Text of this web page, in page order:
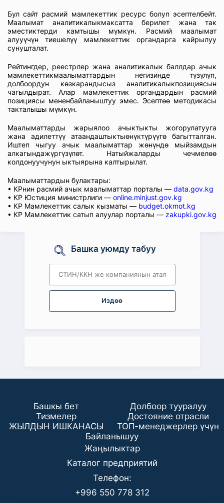
Бул сайт расмий мамлекеттик ресурс болуп эсептелбейт.
Маалымат аналитикалыкмаксатта берилет жана так
эместиктерди камтышы мүмкүн. Расмий маалымат
алууүчүн тиешелүү мамлекеттик органдарга кайрылуу
сунушталат.
Рейтингдер, реестрлер жана аналитикалык баллдар ачык
мамлекеттикмаалыматтардын негизинде түзүлүп,
долбоордун көзкарандысыз аналитикалыкпозициясын
чагылдырат. Алар мамлекеттик органдардын расмий
позициясы мененбайланыштуу эмес. Эсептөө методикасы
такталышы мүмкүн.
Маалыматтарды жарыялоо ачыктыкты жогорулатууга
жана адилеттүү атаандаштыктыөнүктүрүүгө багытталган.
Иштеп чыгуу ачык маалыматтар жөнүндө мыйзамдын
алкагындажүргүзүлөт. Натыйжаларды чечмелөө
колдонуучунун ыктыярына калтырылат.
Маалыматтардын булактары:
• КРнин расмий ачык маалыматтар порталы — data.gov.kg
• КР Юстиция министрлиги — online.minjust.gov.kg
• КР Мамлекеттик салык кызматы — budget.okmot.kg
• КР Мамлекеттик сатып алуулар порталы — zakupki.gov.kg
Башка уюмду табуу
Издөө
Башкы бет
Долбоор тууралуу
Тизмелер
Достояние отрасли
ЖЫЛДЫН ИШКАНАСЫ
ТОП-менеджерлер үчүн
Байланышуу
Жаңылыктар
Каталог предприятий
Телефон:
+996 550 778 312